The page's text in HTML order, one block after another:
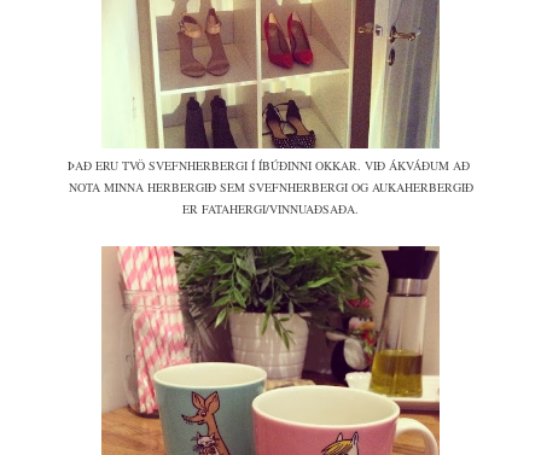
ÞAÐ ERU TVÖ SVEFNHERBERGI Í ÍBÚÐINNI OKKAR. VIÐ ÁKVÁÐUM AÐ
NOTA MINNA HERBERGIÐ SEM SVEFNHERBERGI OG AUKAHERBERGIÐ
ER FATAHERGI/VINNUAÐSAÐA.